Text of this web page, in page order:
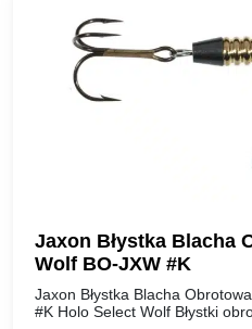
Jaxon Błystka Blacha
Wolf BO-JXW #K
Jaxon Błystka Blacha
#K Holo Select Wolf Błystki